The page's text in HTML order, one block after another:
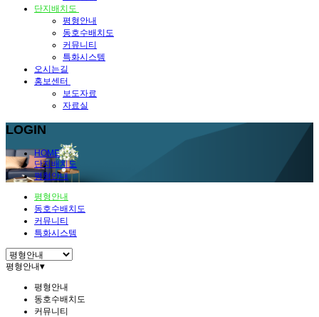
단지배치도
평형안내
동호수배치도
커뮤니티
특화시스템
오시는길
홍보센터
보도자료
자료실
LOGIN
HOME
단지배치도
평형안내
평형안내
동호수배치도
커뮤니티
특화시스템
평형안내▾
평형안내
동호수배치도
커뮤니티